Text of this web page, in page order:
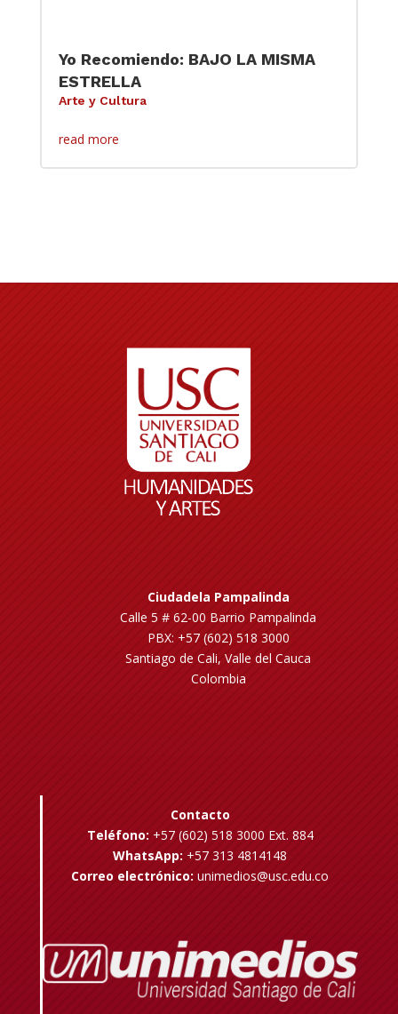
Yo Recomiendo: BAJO LA MISMA
ESTRELLA
Arte y Cultura
read more
Ciudadela Pampalinda
Calle 5 # 62-00 Barrio Pampalinda
PBX: +57 (602) 518 3000
Santiago de Cali, Valle del Cauca
Colombia
Contacto
Teléfono: +57 (602) 518 3000 Ext. 884
WhatsApp: +57 313 4814148
Correo electrónico: unimedios@usc.edu.co